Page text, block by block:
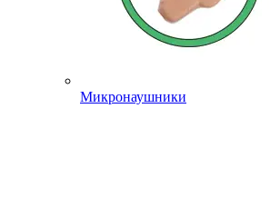
Микронаушники